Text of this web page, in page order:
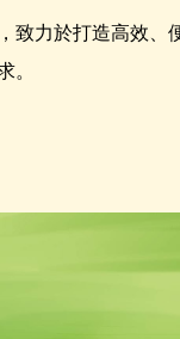
致力於打造高效
。